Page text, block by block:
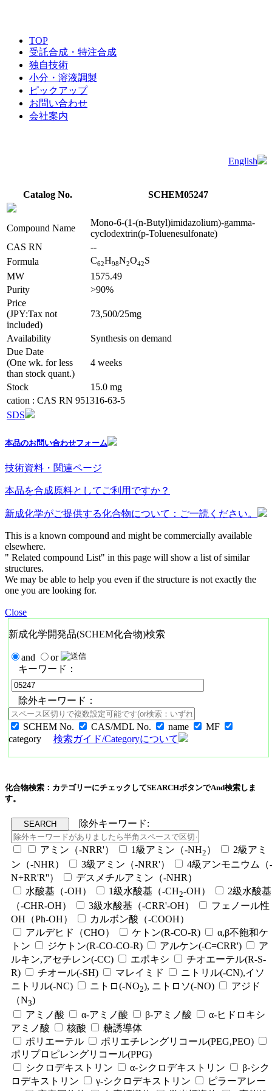
TOP
受託合成・特注合成
独自技術
小分・溶液調製
ピックアップ
お問い合わせ
会社案内
English
Catalog No. SCHEM05247
Compound Name
Mono-6-(1-(n-Butyl)imidazolium)-gamma-
cyclodextrin(p-Toluenesulfonate)
CAS RN
--
Formula
C62H98N2O42S
MW
1575.49
Purity
>90%
Price
(JPY:Tax not
included)
73,500/25mg
Availability
Synthesis on demand
Due Date
(One wk. for less
than stock quant.)
4 weeks
Stock
15.0 mg
cation : CAS RN 951316-63-5
SDS
本品のお問い合わせフォーム
技術資料・関連ページ
本品を合成原料としてご利用ですか？
新成化学がご提供する化合物について：ご一読ください。
This is a known compound and might be commercially available
elsewhere.
" Related compound List" in this page will show a list of similar
structures.
We may be able to help you even if the structure is not exactly the
one you are looking for.
Close
新成化学開発品(SCHEM化合物)検索
and
or
キーワード：
除外キーワード：
SCHEM No. CAS/MDL No. name
MF
category
検索ガイド/Categoryについて
化合物検索：カテゴリーにチェックしてSEARCHボタンでAnd検索しま
す。
除外キーワード:
アミン（-NRR'） 1級アミン（-NH2 ）
2級アミ
ン（-NHR）
3級アミン（-NRR'）
4級アンモニウム（-
N+RR'R''）
デスメチルアミン（-NHR）
水酸基（-OH）
1級水酸基（-CH2-OH）
2級水酸基
（-CHR-OH）
3級水酸基（-CRR'-OH）
フェノール性
OH（Ph-OH）
カルボン酸（-COOH）
アルデヒド（CHO）
ケトン(R-CO-R)
α,β不飽和ケ
トン
ジケトン(R-CO-CO-R) アルケン(-C=CRR')
ア
ルキン,アセチレン(-CC)
エポキシ
チオエーテル(R-S-
R)
チオール(-SH) マレイミド
ニトリル(-CN),イソ
ニトリル(-NC)
ニトロ(-NO2), ニトロソ(-NO)
アジド
（N3)
アミノ酸
α-アミノ酸 β-アミノ酸
α-ヒドロキシ
アミノ酸
核酸
糖誘導体
ポリエーテル
ポリエチレングリコール(PEG,PEO)
ポリプロピレングリコール(PPG)
シクロデキストリン
α-シクロデキストリン
β-シク
ロデキストリン
γ-シクロデキストリン
ピラーアレー